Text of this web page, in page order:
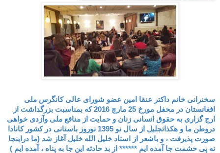
سخنرانی خانم داکتر عنقا امین عضو شورای عالی کانگرس ملی
افغانستان در محفل مورخ 25 مارچ
2016 که بمناسبت بزرگداشت از
ارج گزاری به حقوق انسانی زنان و حمایت از منافع ملی وآزدی خواهی
دروطن ما و هکذاتجلیل از سال نو 1395 نوروز باستانی در کشور کانادا
صورت پذیرفت ، و باشعر از استاد خلیل الله خلیل آغاز شد (ما دراینجا
نه پی حشمت جا آمده ایم ****** از بد حادثه این جا به پناه ، آمده ایم )